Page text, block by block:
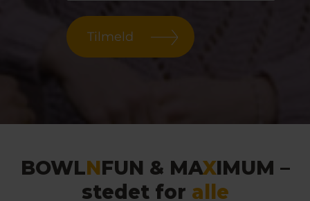
Tilmeld
BOWLNFUN & MAXIMUM –
stedet for alle